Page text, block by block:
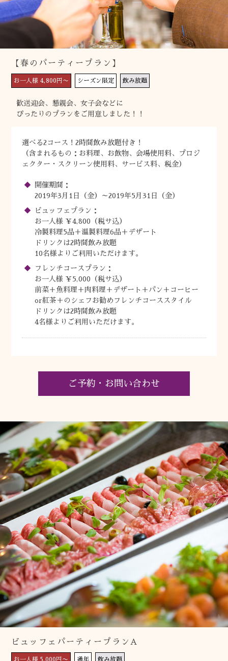
【春のパーティープラン】
お一人様 4,800円〜 シーズン限定 飲み放題
歓送迎会、懇親会、女子会などに
ぴったりのプランをご用意しました！！
選べる2コース！2時間飲み放題付き！
（含まれるもの：お料理、お飲物、会場使用料、プロジ
ェクター・スクリーン使用料、サービス料、税金）
開催期間：
2019年3月1日（金）～2019年5月31日（金）
ビュッフェプラン：
お一人様 ￥4,800（税サ込）
冷製料理5品＋温製料理6品＋デザート
ドリンクは2時間飲み放題
10名様よりご利用いただけます。
フレンチコースプラン：
お一人様 ￥5,000（税サ込）
前菜＋魚料理＋肉料理＋デザート＋パン＋コーヒー
or紅茶＋のシェフお勧めフレンチコーススタイル
ドリンクは2時間飲み放題
4名様よりご利用いただけます。
ご予約・お問い合わせ
ビュッフェパーティープランA
お一人様 5,000円〜 通年 飲み放題